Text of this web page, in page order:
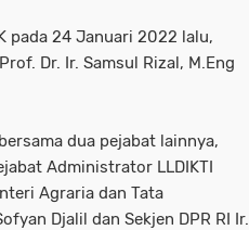
pada 24 Januari 2022 lalu,
Dr. Ir. Samsul Rizal, M.Eng
dua pejabat lainnya,
Administrator LLDIKTI
Agraria dan Tata
Djalil dan Sekjen DPR RI Ir.